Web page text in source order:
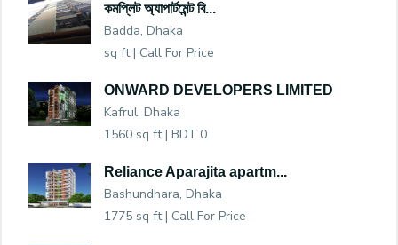
কমপ্লিট অ্যাপার্টমেন্ট বি...
Badda, Dhaka
sq ft | Call For Price
ONWARD DEVELOPERS LIMITED
Kafrul, Dhaka
1560 sq ft | BDT 0
Reliance Aparajita apartm...
Bashundhara, Dhaka
1775 sq ft | Call For Price